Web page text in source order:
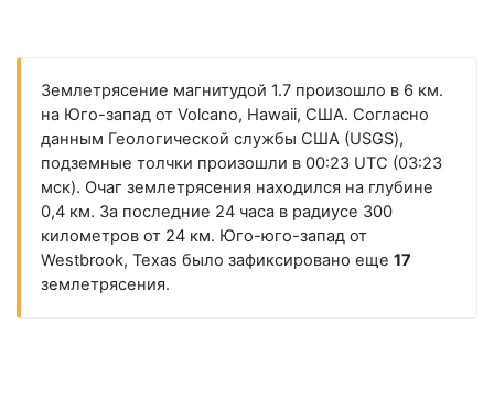
Землетрясение магнитудой 1.7 произошло в 6 км.
на Юго-запад от Volcano, Hawaii, США. Согласно
данным Геологической службы США (USGS),
подземные толчки произошли в 00:23 UTC (03:23
мск). Очаг землетрясения находился на глубине
0,4 км. За последние 24 часа в радиусе 300
километров от 24 км. Юго-юго-запад от
Westbrook, Texas было зафиксировано еще 17
землетрясения.